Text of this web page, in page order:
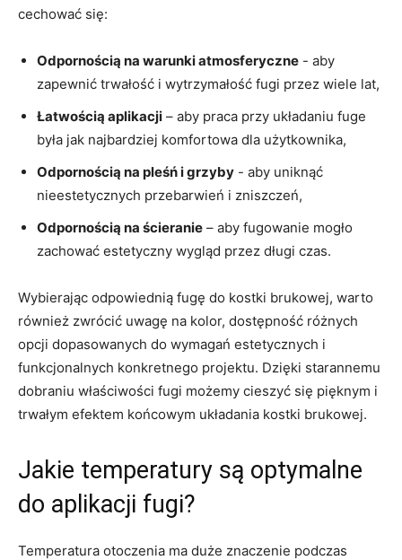
cechować​ się:
Odpornością na ⁢warunki atmosferyczne ⁣- aby
⁤zapewnić trwałość i ⁢wytrzymałość fugi przez ⁢wiele ‌lat,
Łatwością aplikacji – aby praca przy⁣ układaniu fuge
była jak najbardziej komfortowa​ dla użytkownika,
Odpornością na⁤ pleśń i grzyby ⁢- aby uniknąć
nieestetycznych przebarwień⁢ i zniszczeń,
Odpornością⁣ na‌ ścieranie – ⁢aby fugowanie mogło
zachować estetyczny ⁣wygląd przez ⁣długi czas.
Wybierając odpowiednią⁤ fugę⁢ do kostki brukowej, warto
również zwrócić uwagę na kolor, dostępność różnych​
opcji dopasowanych do wymagań ​estetycznych i
funkcjonalnych ‍konkretnego projektu. Dzięki starannemu
‌dobraniu właściwości fugi możemy cieszyć się⁣ pięknym ​i
trwałym efektem⁣ końcowym układania kostki brukowej.
Jakie temperatury są optymalne
do⁢ aplikacji fugi?
Temperatura otoczenia ma duże znaczenie podczas